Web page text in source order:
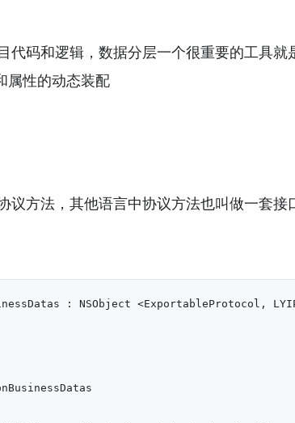
代码和逻辑，数据分层一个很重要的工具
属性的动态装配
议方法，其他语言中协议方法也叫做一套接
: NSObject <ExportableProtocol,